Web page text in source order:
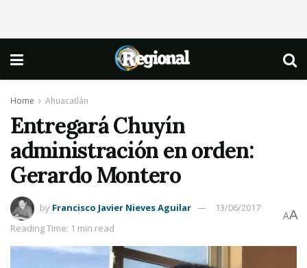
Home Ahuacatlán
Entregará Chuyín
administración en orden:
Gerardo Montero
by Francisco Javier Nieves Aguilar
13/06/2017
Reading Time: 1 min read
AA